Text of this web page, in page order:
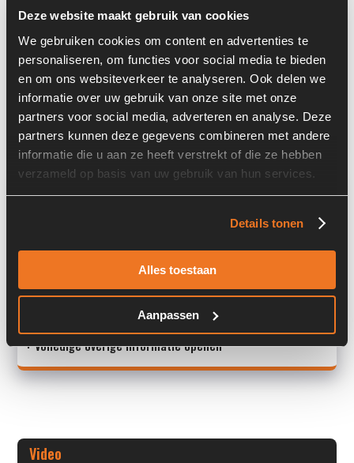
Deze website maakt gebruik van cookies
We gebruiken cookies om content en advertenties te
personaliseren, om functies voor social media te bieden
en om ons websiteverkeer te analyseren. Ook delen we
informatie over uw gebruik van onze site met onze
partners voor social media, adverteren en analyse. Deze
partners kunnen deze gegevens combineren met andere
informatie die u aan ze heeft verstrekt of die ze hebben
verzameld op basis van uw gebruik van hun services.
Details tonen
Alles toestaan
Aanpassen
Informatie
Locatie:
4H6
Past op de volgende machines:
Ahlmann AS 900
Land:
Nederland
Overige informatie
Type 1: 203706/E2
S/N: -
+ Volledige overige informatie openen
Video